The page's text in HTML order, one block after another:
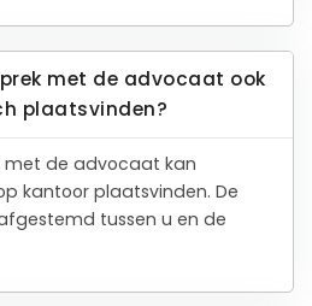
met de advocaat ook
plaatsvinden?
met de advocaat kan
kantoor plaatsvinden. De
tussen u en de